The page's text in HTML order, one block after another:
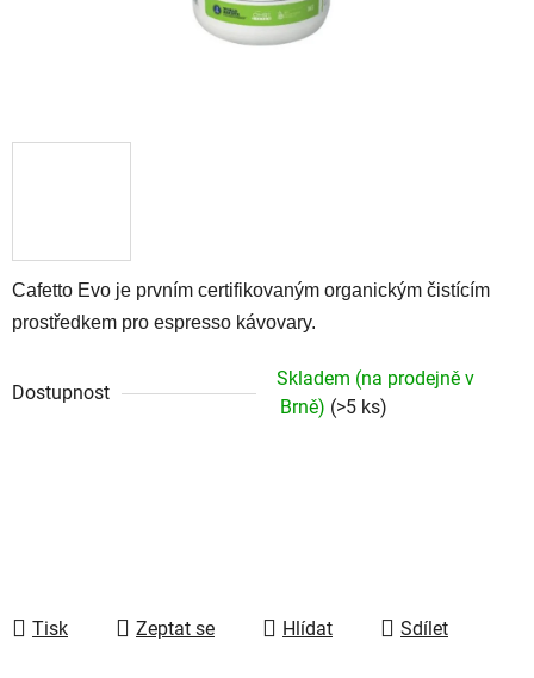
Cafetto Evo je prvním certifikovaným organickým čistícím
prostředkem pro espresso kávovary.
Dostupnost
Skladem (na prodejně v
Brně) (>5 ks)
Tisk Zeptat se Hlídat Sdílet